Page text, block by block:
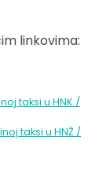
linkovima:
taksi u HNK /
taksi u HNŽ /